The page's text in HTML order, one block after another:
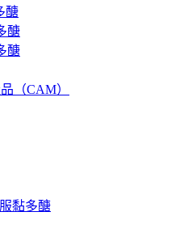
醣
醣
醣
（CAM）
黏多醣